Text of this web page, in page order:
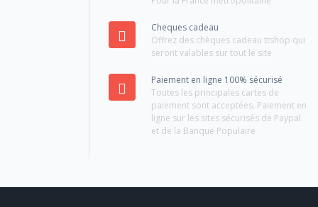
Cheques cadeau
Offrez des chèques cadeau ttshop qui
seront valables sur tout le site
Paiement en ligne 100% sécurisé
Toutes les principales cartes de
paiement sont acceptées. Paiement en
ligne sur les sites sécurisés de Paypal
et de la Banque Populaire